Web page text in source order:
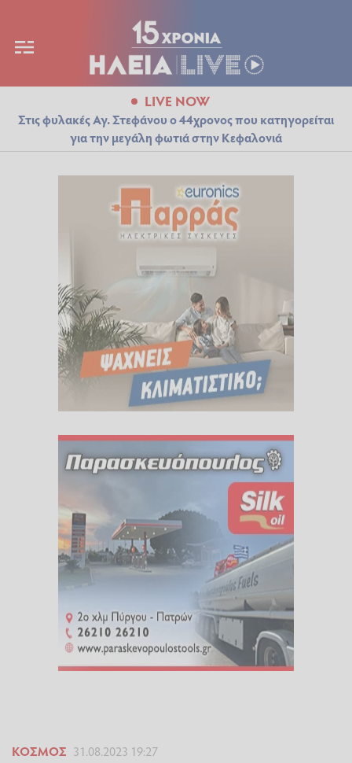
LIVE NOW
Στις φυλακές Αγ. Στεφάνου ο 44χρονος που κατηγορείται
για την μεγάλη φωτιά στην Κεφαλονιά
ΚΌΣΜΟΣ 31.08.2023 19:27